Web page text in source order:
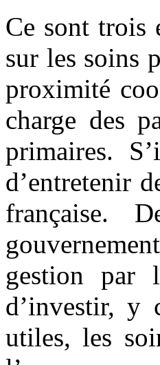
Ce sont trois
sur les soins
proximité
charge des
primaires.
d’entretenir
française.
gestion par
d’investir, y
utiles, les